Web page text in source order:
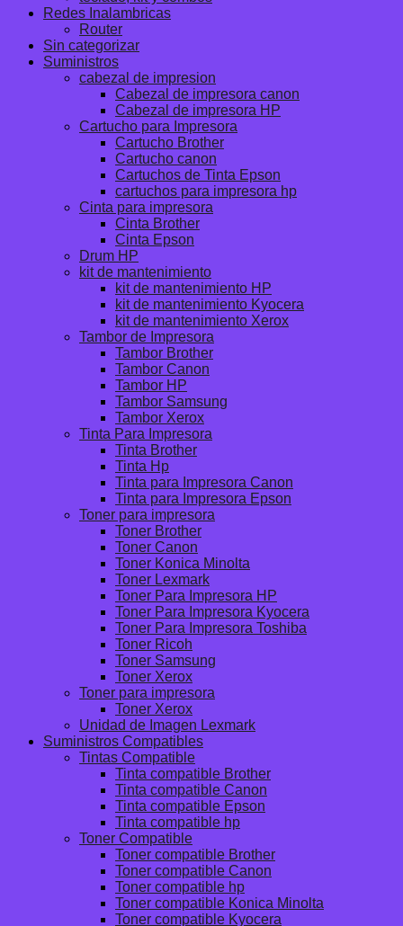
Redes Inalambricas
Router
Sin categorizar
Suministros
cabezal de impresion
Cabezal de impresora canon
Cabezal de impresora HP
Cartucho para Impresora
Cartucho Brother
Cartucho canon
Cartuchos de Tinta Epson
cartuchos para impresora hp
Cinta para impresora
Cinta Brother
Cinta Epson
Drum HP
kit de mantenimiento
kit de mantenimiento HP
kit de mantenimiento Kyocera
kit de mantenimiento Xerox
Tambor de Impresora
Tambor Brother
Tambor Canon
Tambor HP
Tambor Samsung
Tambor Xerox
Tinta Para Impresora
Tinta Brother
Tinta Hp
Tinta para Impresora Canon
Tinta para Impresora Epson
Toner para impresora
Toner Brother
Toner Canon
Toner Konica Minolta
Toner Lexmark
Toner Para Impresora HP
Toner Para Impresora Kyocera
Toner Para Impresora Toshiba
Toner Ricoh
Toner Samsung
Toner Xerox
Toner para impresora
Toner Xerox
Unidad de Imagen Lexmark
Suministros Compatibles
Tintas Compatible
Tinta compatible Brother
Tinta compatible Canon
Tinta compatible Epson
Tinta compatible hp
Toner Compatible
Toner compatible Brother
Toner compatible Canon
Toner compatible hp
Toner compatible Konica Minolta
Toner compatible Kyocera